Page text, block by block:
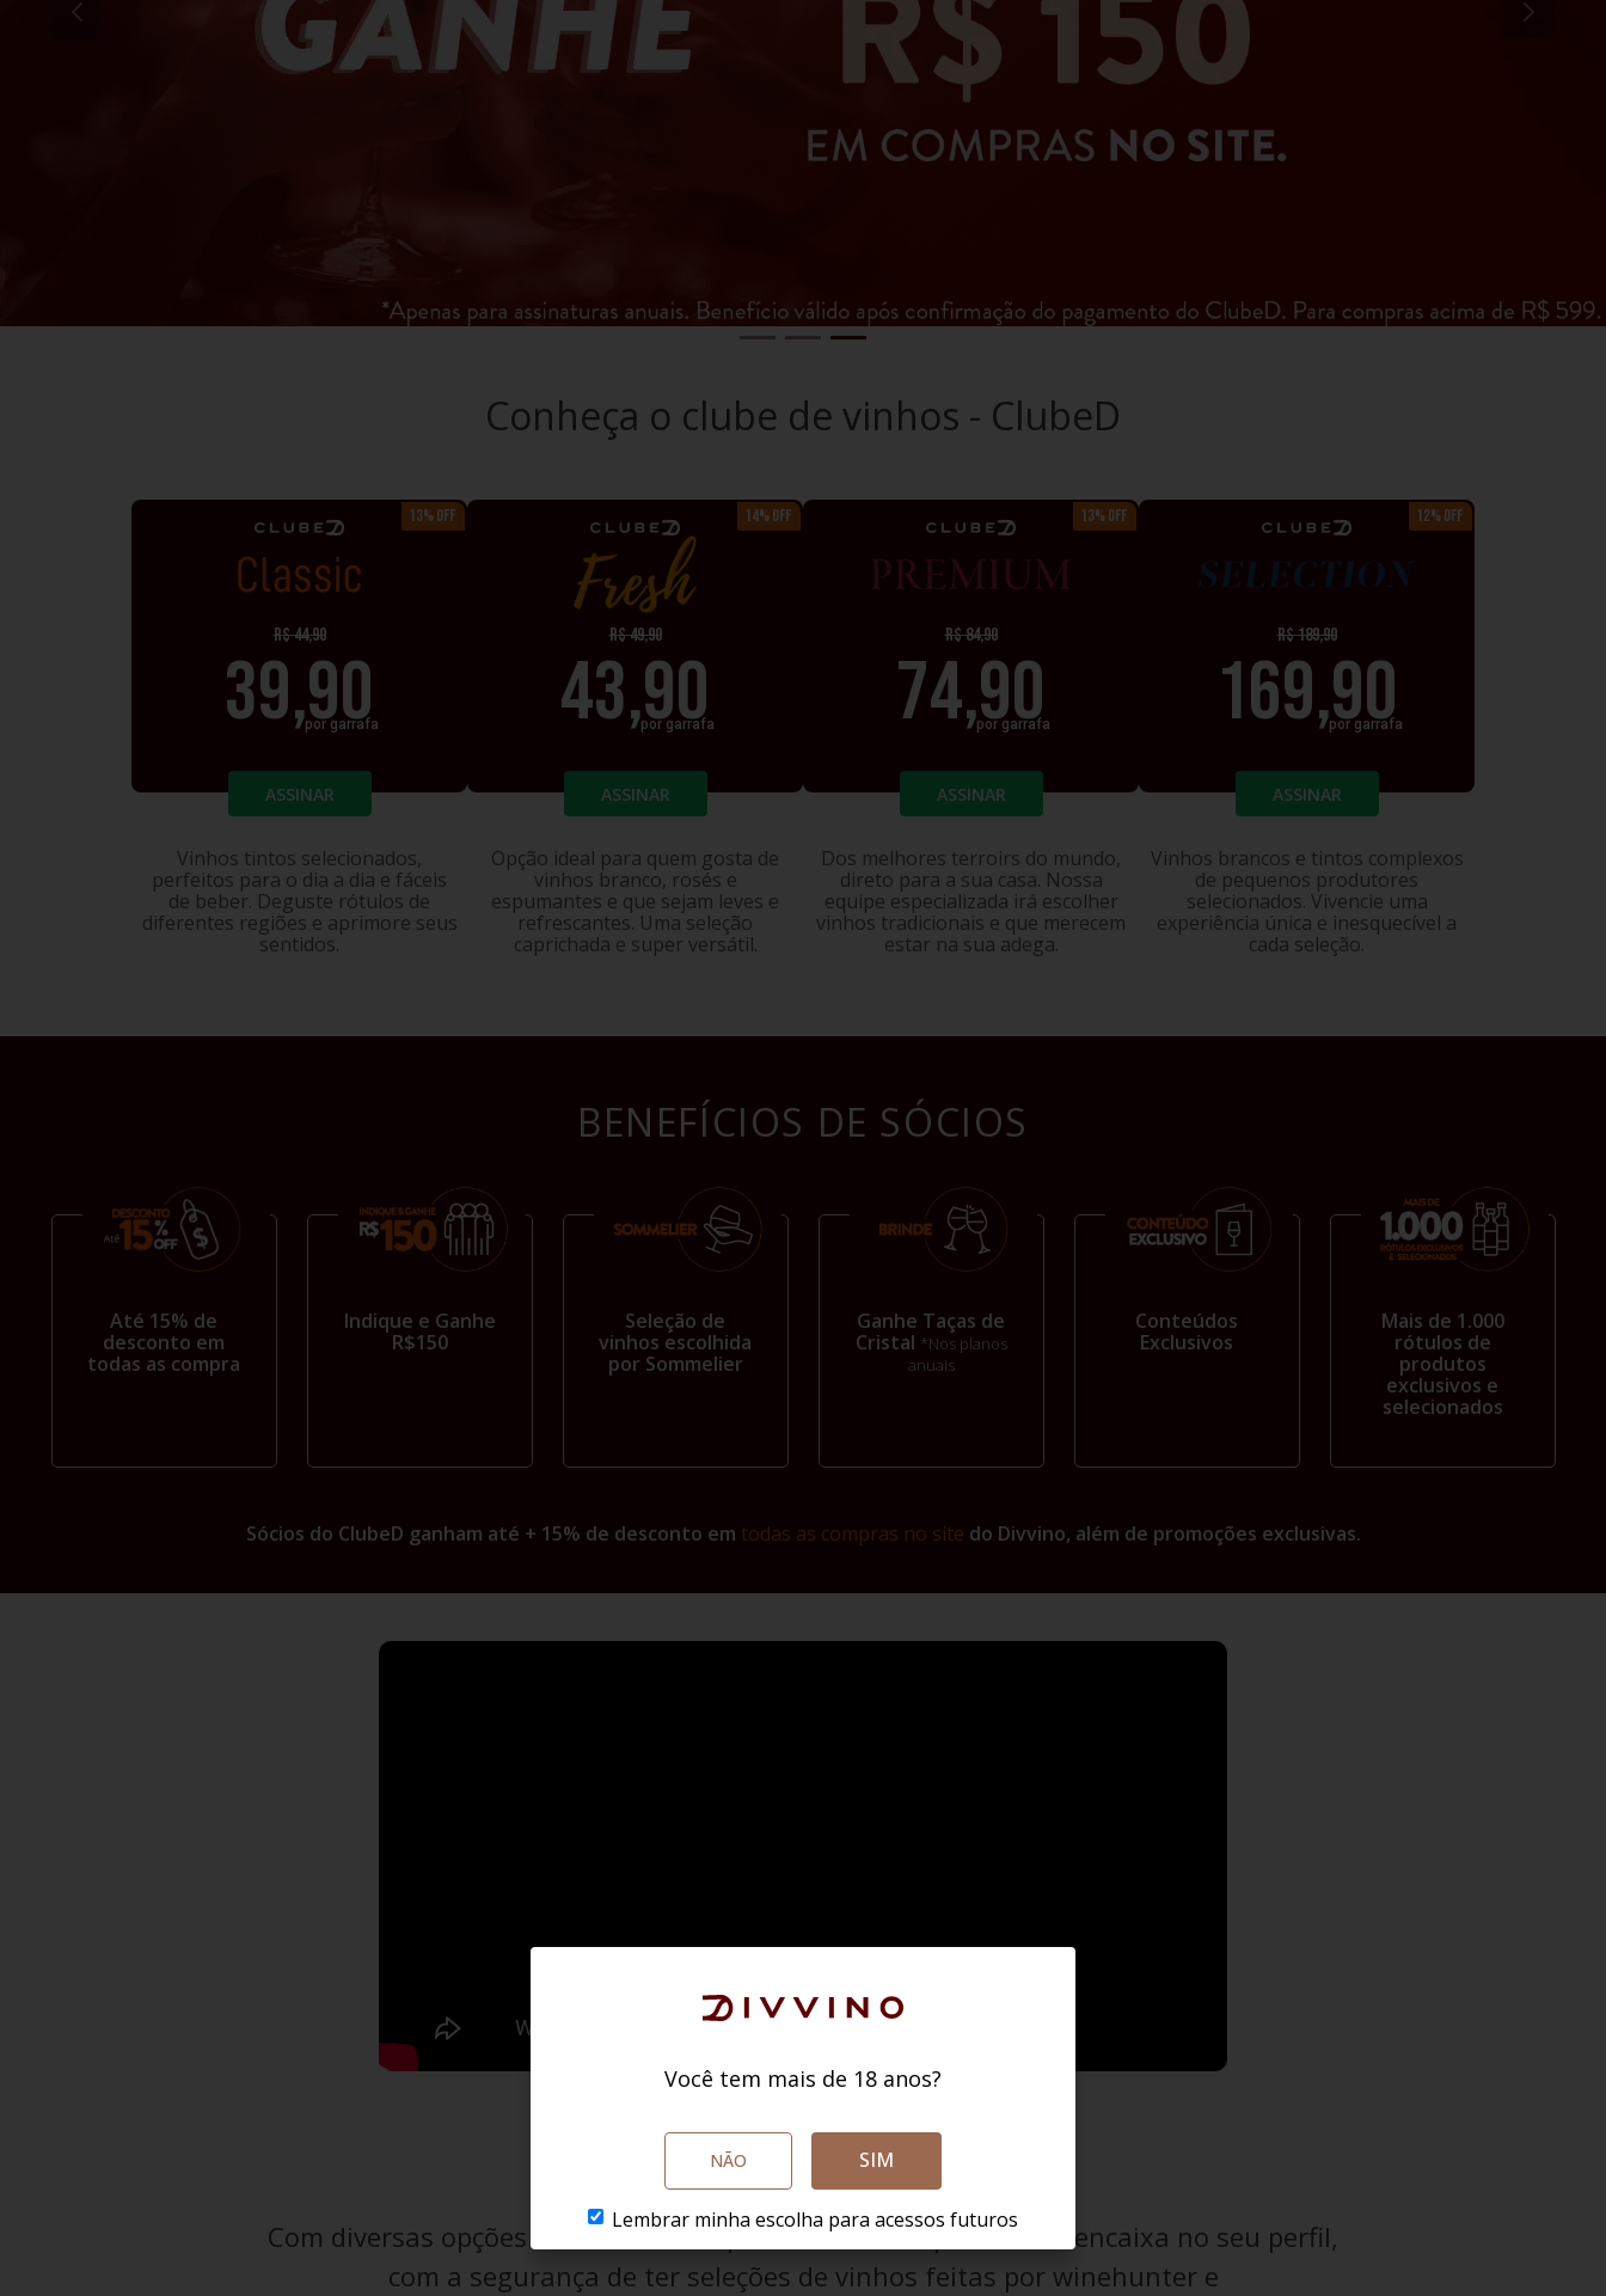
10º italiano
Conheça o clube de vinhos - ClubeD
13% OFF
CLASSIC
R$44,90
39,90
por garrafa
ASSINAR
Vinhos tintos selecionados,
perfeitos para o dia a dia e fáceis
de beber. Deguste rótulos de
diferentes regiões e aprimore seus
sentidos.
14% OFF
FRESH
R$49,90
43,90
por garrafa
ASSINAR
Opção ideal para quem gosta de
vinhos branco, rosés e
espumantes e que sejam leves e
refrescantes. Uma seleção
caprichada e super versátil.
13% OFF
PREMIUM
R$84,90
74,90
por garrafa
ASSINAR
Dos melhores terroirs do mundo,
direto para a sua casa. Nossa
equipe especializada irá escolher
vinhos tradicionais e que merecem
estar na sua adega.
12% OFF
R$189,90
169,90
por garrafa
ASSINAR
Vinhos brancos e tintos complexos
de pequenos produtores
selecionados. Vivencie uma
experiência única e inesquecível a
cada seleção.
BENEFÍCIOS DE SÓCIOS
Até 15% de
desconto em
todas as compra
Indique e Ganhe
R$150
Seleção de
vinhos escolhida
por Sommelier
Ganhe Taças de
Cristal *Nos planos
anuais
Conteúdos
Exclusivos
Mais de 1.000
rótulos de
produtos
exclusivos e
selecionados
Sócios do ClubeD ganham até + 15% de desconto em todas as compras no site do Divvino, além de promoções exclusivas.
CURADORIA CLUBED
Com diversas opções de assinaturas para escolher a que melhor encaixa no seu perfil,
com a segurança de ter seleções de vinhos feitas por winehunter e
Você tem mais de 18 anos?
NÃO SIM
Lembrar minha escolha para acessos futuros